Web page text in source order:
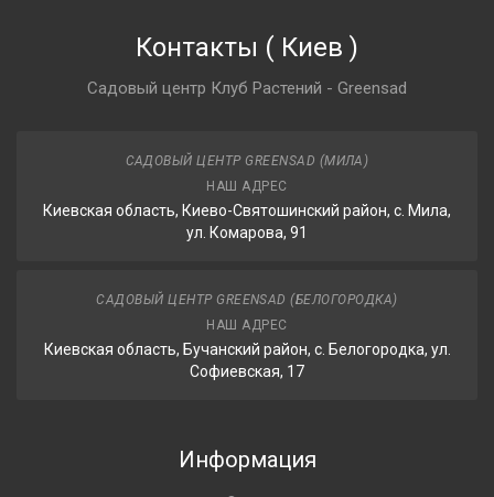
Контакты ( Киев )
Садовый центр Клуб Растений - Greensad
САДОВЫЙ ЦЕНТР GREENSAD (МИЛА)
НАШ АДРЕС
Киевская область, Киево-Святошинский район, с. Мила,
ул. Комарова, 91
САДОВЫЙ ЦЕНТР GREENSAD (БЕЛОГОРОДКА)
НАШ АДРЕС
Киевская область, Бучанский район, с. Белогородка, ул.
Софиевская, 17
Информация